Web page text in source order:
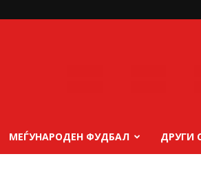
МЕЃУНАРОДЕН ФУДБАЛ ДРУГИ